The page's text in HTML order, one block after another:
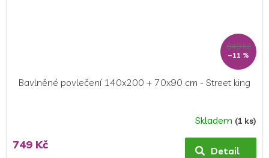
849 Kč
–11 %
Bavlněné povlečení 140x200 + 70x90 cm - Street king
produktu
Skladem (1 ks)
749 Kč Detail